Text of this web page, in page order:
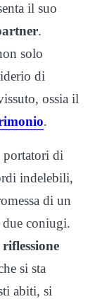
il suo
.
solo
di
ossia il
.
portatori di
indelebili,
di un
coniugi.
si sta
abiti, si